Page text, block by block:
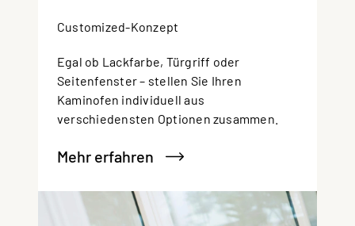
Customized-Konzept
Egal ob Lackfarbe, Türgriff oder
Seitenfenster – stellen Sie Ihren
Kaminofen individuell aus
verschiedensten Optionen zusammen.
Mehr erfahren